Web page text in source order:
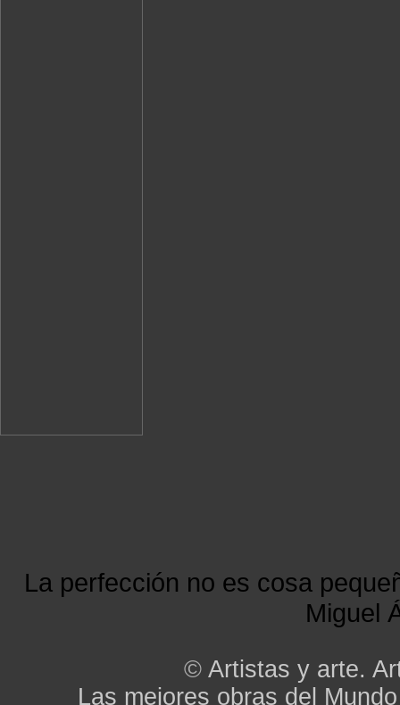
La perfección no es cosa
Miguel
© Artistas y arte.
Las mejores obras del Mundo